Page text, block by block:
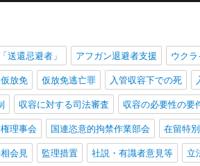
「送還忌避者」 アフガン退避者支援 ウク
仮放免 仮放免逃亡罪 入管収容下での死
収容に対する司法審査 収容の必要性の要
理事会 国連恣意的拘禁作業部会 在留特
会見 監理措置 社説・有識者意見等 立